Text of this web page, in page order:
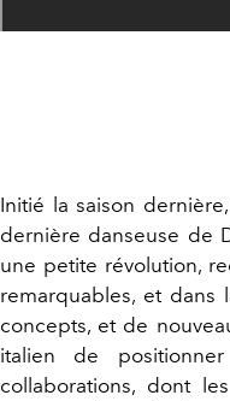
Initié la saison
dernière danseuse de
une petite révolution,
remarquables, et
concepts, et de
italien de
collaborations, dont